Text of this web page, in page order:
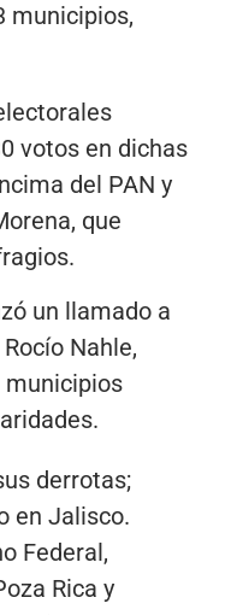
municipios,
votos en dichas
del PAN y
que
un llamado a
Nahle,
municipios
derrotas;
en Jalisco.
Federal,
Rica y